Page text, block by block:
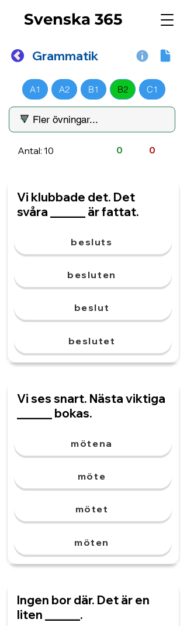
Svenska 365
Grammatik
A1 A2 B1 B2 C1
Antal: 10 0 0
Vi klubbade det. Det
svåra ______ är fattat.
besluts
besluten
beslut
beslutet
Vi ses snart. Nästa viktiga
______ bokas.
mötena
möte
mötet
möten
Ingen bor där. Det är en
liten ______.